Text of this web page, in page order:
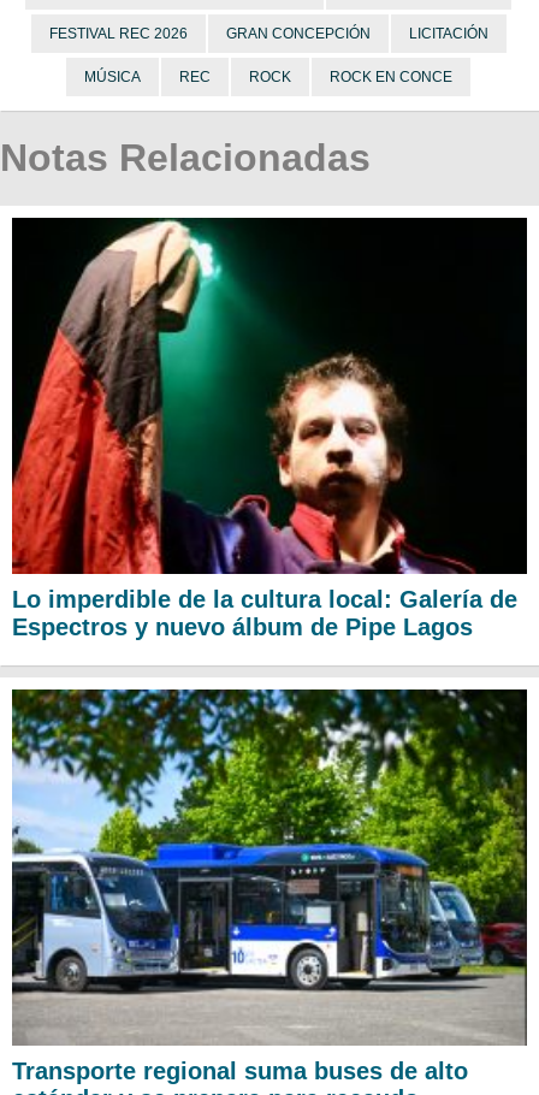
FESTIVAL REC 2026 GRAN CONCEPCIÓN LICITACIÓN
MÚSICA REC ROCK ROCK EN CONCE
Notas Relacionadas
Lo imperdible de la cultura local: Galería de
Espectros y nuevo álbum de Pipe Lagos
Transporte regional suma buses de alto